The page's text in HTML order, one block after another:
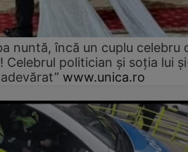
nuntă, încă un cuplu celebru
Celebrul politician și soția lui
www.unica.ro